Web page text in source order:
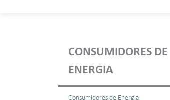
CONSUMIDORES DE
ENERGIA
Consumidores de Energia